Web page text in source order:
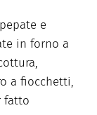
e
in forno a
a fiocchetti,
fatto